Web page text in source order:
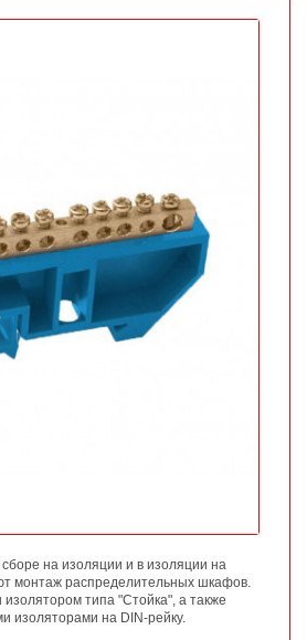
на изоляции и в изоляции на
монтаж распределительных шкафов.
изолятором типа "Стойка", а также
изоляторами на DIN-рейку.